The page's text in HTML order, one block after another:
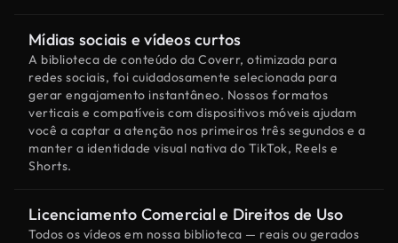
Mídias sociais e vídeos curtos
A biblioteca de conteúdo da Coverr, otimizada para
redes sociais, foi cuidadosamente selecionada para
gerar engajamento instantâneo. Nossos formatos
verticais e compatíveis com dispositivos móveis ajudam
você a captar a atenção nos primeiros três segundos e a
manter a identidade visual nativa do TikTok, Reels e
Shorts.
Licenciamento Comercial e Direitos de Uso
Todos os vídeos em nossa biblioteca — reais ou gerados